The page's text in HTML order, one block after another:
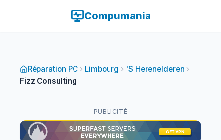
Compumania
Réparation PC Limbourg
'S Herenelderen
Fizz Consulting
PUBLICITÉ